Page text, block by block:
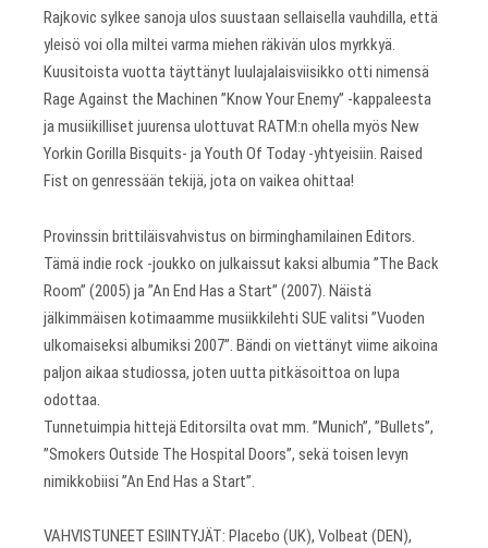
Rajkovic sylkee sanoja ulos suustaan sellaisella vauhdilla, että
yleisö voi olla miltei varma miehen räkivän ulos myrkkyä.
Kuusitoista vuotta täyttänyt luulajalaisviisikko otti nimensä
Rage Against the Machinen ”Know Your Enemy” -kappaleesta
ja musiikilliset juurensa ulottuvat RATM:n ohella myös New
Yorkin Gorilla Bisquits- ja Youth Of Today -yhtyeisiin. Raised
Fist on genressään tekijä, jota on vaikea ohittaa!
Provinssin brittiläisvahvistus on birminghamilainen Editors.
Tämä indie rock -joukko on julkaissut kaksi albumia ”The Back
Room” (2005) ja ”An End Has a Start” (2007). Näistä
jälkimmäisen kotimaamme musiikkilehti SUE valitsi ”Vuoden
ulkomaiseksi albumiksi 2007”. Bändi on viettänyt viime aikoina
paljon aikaa studiossa, joten uutta pitkäsoittoa on lupa
odottaa.
Tunnetuimpia hittejä Editorsilta ovat mm. ”Munich”, ”Bullets”,
”Smokers Outside The Hospital Doors”, sekä toisen levyn
nimikkobiisi ”An End Has a Start”.
VAHVISTUNEET ESIINTYJÄT: Placebo (UK), Volbeat (DEN),